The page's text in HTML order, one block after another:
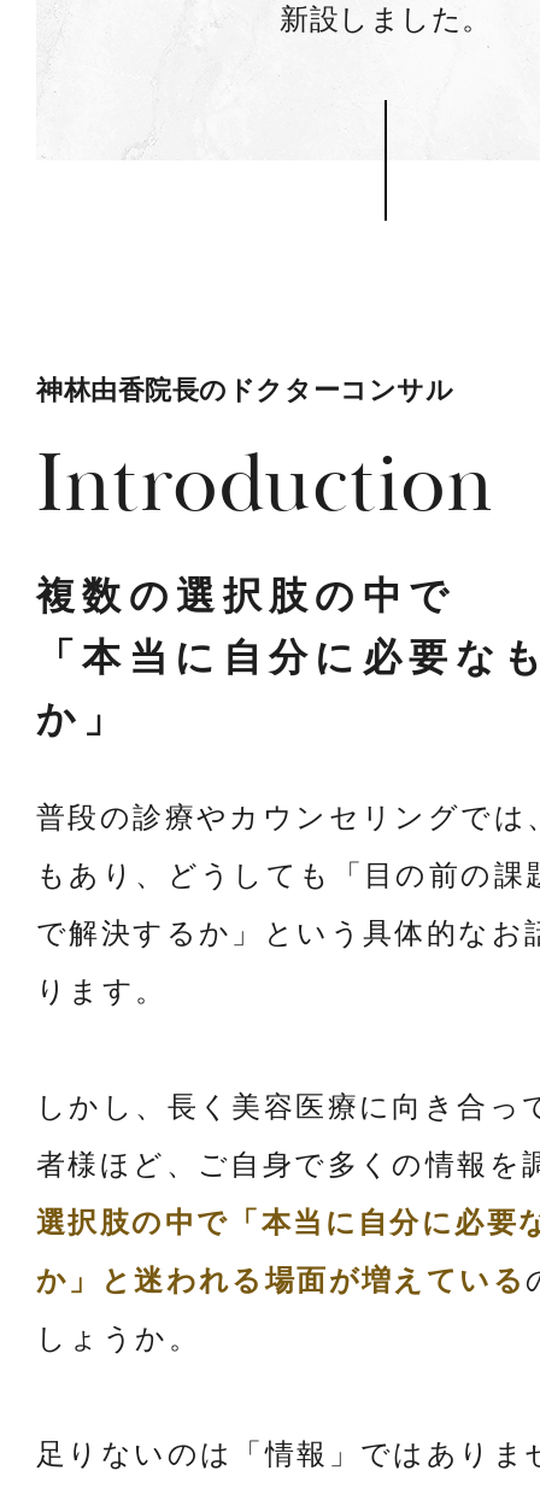
新設しました。
神林由香院長のドクターコンサル
Introduction
複数の選択肢の中で
「本当に自分に必要な
か」
普段の診療やカウンセリングでは
もあり、どうしても「目の前の課
で解決するか」という具体的なお
ります。
しかし、長く美容医療に向き合っ
者様ほど、ご自身で多くの情報を
選択肢の中で「本当に自分に必要
か」と迷われる場面が増えている
しょうか。
足りないのは「情報」ではありま